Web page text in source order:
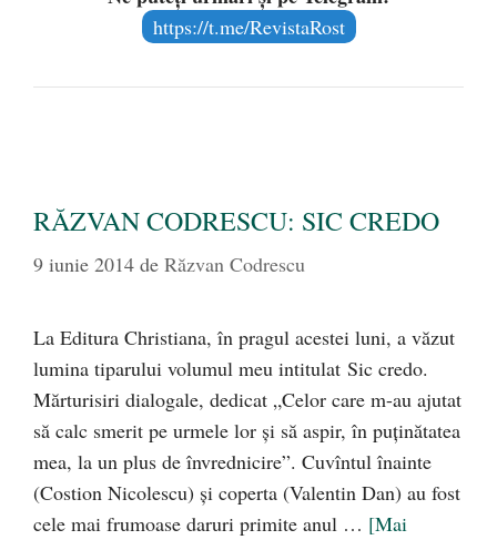
https://t.me/RevistaRost
RĂZVAN CODRESCU: SIC CREDO
9 iunie 2014 de Răzvan Codrescu
La Editura Christiana, în pragul acestei luni, a văzut
lumina tiparului volumul meu intitulat Sic credo.
Mărturisiri dialogale, dedicat „Celor care m-au ajutat
să calc smerit pe urmele lor şi să aspir, în puţinătatea
mea, la un plus de învrednicire”. Cuvîntul înainte
(Costion Nicolescu) şi coperta (Valentin Dan) au fost
cele mai frumoase daruri primite anul … [Mai